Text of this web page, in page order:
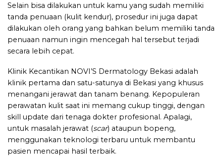
Selain bisa dilakukan untuk kamu yang sudah memiliki
tanda penuaan (kulit kendur), prosedur ini juga dapat
dilakukan oleh orang yang bahkan belum memiliki tanda
penuaan namun ingin mencegah hal tersebut terjadi
secara lebih cepat.
Klinik Kecantikan NOVI’S Dermatology Bekasi adalah
klinik pertama dan satu-satunya di Bekasi yang khusus
menangani jerawat dan tanam benang. Kepopuleran
perawatan kulit saat ini memang cukup tinggi, dengan
skill update dari tenaga dokter profesional. Apalagi,
untuk masalah jerawat (scar) ataupun bopeng,
menggunakan teknologi terbaru untuk membantu
pasien mencapai hasil terbaik.